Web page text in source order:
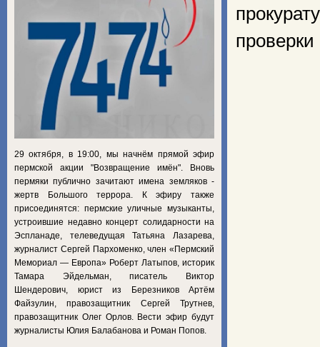
29 октября, в 19:00, мы начнём прямой эфир
пермской акции "Возвращение имён". Вновь
пермяки публично зачитают имена земляков -
жертв Большого террора. К эфиру также
присоединятся: пермские уличные музыканты,
устроившие недавно концерт солидарности на
Эспланаде, телеведущая Татьяна Лазарева,
журналист Сергей Пархоменко, член «Пермский
Мемориал — Европа» Роберт Латыпов, историк
Тамара Эйдельман, писатель Виктор
Шендерович, юрист из Березников Артём
Файзулин, правозащитник Сергей Трутнев,
правозащитник Олег Орлов. Вести эфир будут
журналисты Юлия Балабанова и Роман Попов.